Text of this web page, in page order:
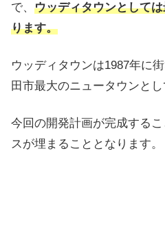
で、 ウッディタウンとして
ります。
ウッディタウンは1987年に
田市最大のニュータウンとし
今回の開発計画が完成する
スが埋まることとなります。